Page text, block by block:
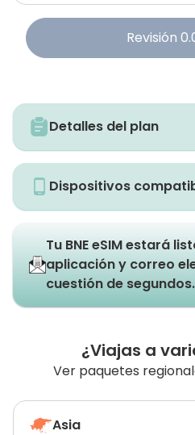
Revisión
Detalles del plan
Dispositivos
Tu BNE eSIM estará
aplicación y correo
cuestión de segundos.
¿Viajas a
Ver paquetes
Asia